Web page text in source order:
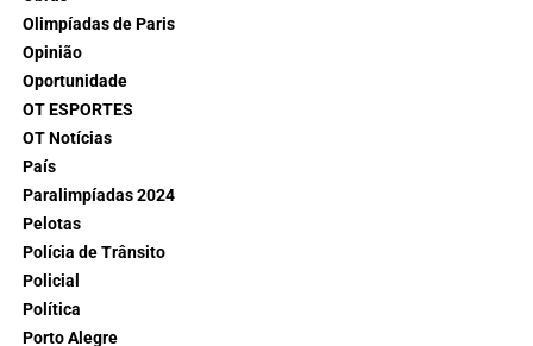
Olimpíadas de Paris
Opinião
Oportunidade
OT ESPORTES
OT Notícias
País
Paralimpíadas 2024
Pelotas
Polícia de Trânsito
Policial
Política
Porto Alegre